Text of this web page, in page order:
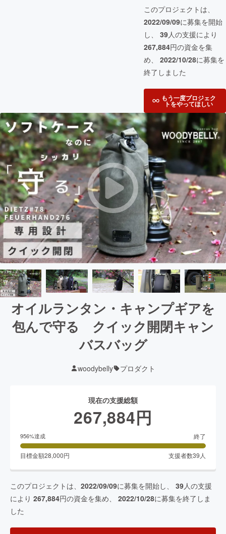
このプロジェクトは、
2022/09/09に募集を開始
し、 39人の支援により
267,884円の資金を集
め、 2022/10/28に募集を
終了しました
もう一度プロジェク
トをやってほしい
オイルランタン・キャンプギアを
包んで守る クイック開閉キャン
バスバッグ
woodybelly プロダクト
現在の支援総額
267,884円
956%達成 終了
目標金額28,000円 支援者数39 人
このプロジェクトは、 2022/09/09に募集を開始し、 39人の支援
により 267,884円の資金を集め、 2022/10/28に募集を終了しま
した